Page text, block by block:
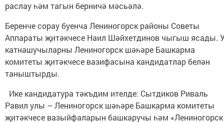
раслау һәм тагын берничә мәсьәлә.
Беренче сорау буенча Лениногорск районы Советы
Аппараты җитәкчесе Наил Шәйхетдинов чыгыш ясады.
катнашучыларны Лениногорск шәһәре Башкарма
комитеты җитәкчесе вазифасына кандидатлар белән
таныштырды.
Ике кандидатура тәкъдим ителде: Сытдиков Риваль
Равил улы – Лениногорск шәһәре Башкарма комитеты
җитәкчесе вазыйфаларын башкаручы һәм «Лениногорск